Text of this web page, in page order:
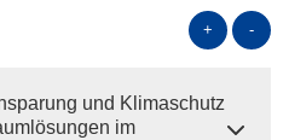
+ -
und Klimaschutz
im